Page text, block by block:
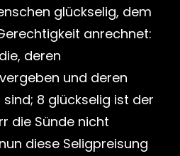
glückselig, dem
anrechnet:
deren
und deren
8 glückselig ist der
die Sünde nicht
diese Seligpreisung